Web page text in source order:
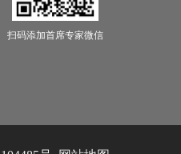
扫码添加首席专家微信